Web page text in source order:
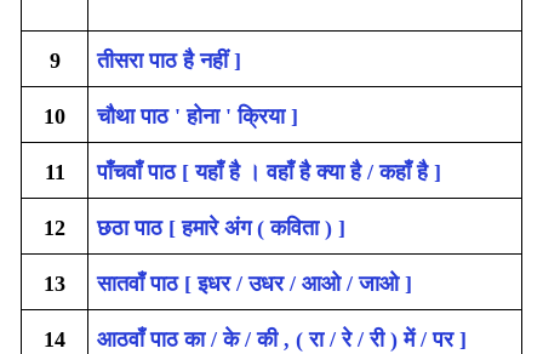
9 तीसरा पाठ है नहीं ]
10 चौथा पाठ ' होना ' क्रिया ]
11 पाँचवाँ पाठ [ यहाँ है । वहाँ है क्या है / कहाँ है ]
12 छठा पाठ [ हमारे अंग ( कविता ) ]
13 सातवाँ पाठ [ इधर / उधर / आओ / जाओ ]
14 आठवाँ पाठ का / के / की , ( रा / रे / री ) में / पर ]